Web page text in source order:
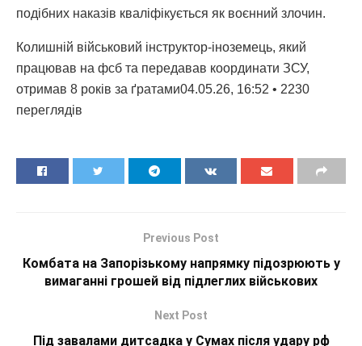
подібних наказів кваліфікується як воєнний злочин.
Колишній військовий інструктор-іноземець, який
працював на фсб та передавав координати ЗСУ,
отримав 8 років за ґратами04.05.26, 16:52 • 2230
переглядiв
Previous Post
Комбата на Запорізькому напрямку підозрюють у
вимаганні грошей від підлеглих військових
Next Post
Під завалами дитсадка у Сумах після удару рф